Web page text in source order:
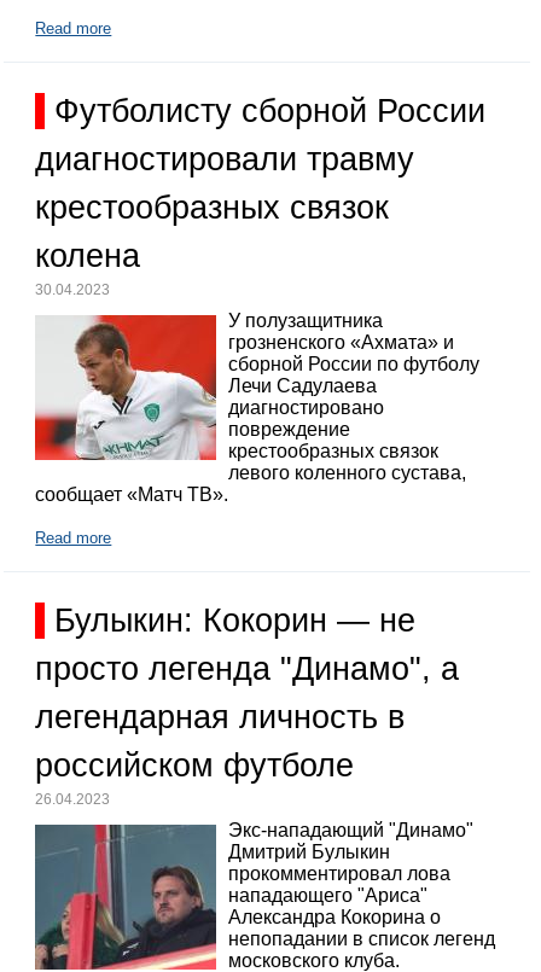
Read more
Футболисту сборной России
диагностировали травму
крестообразных связок
колена
30.04.2023
У полузащитника
грозненского «Ахмата» и
сборной России по футболу
Лечи Садулаева
диагностировано
повреждение
крестообразных связок
левого коленного сустава,
сообщает «Матч ТВ».
Read more
Булыкин: Кокорин — не
просто легенда "Динамо", а
легендарная личность в
российском футболе
26.04.2023
Экс-нападающий "Динамо"
Дмитрий Булыкин
прокомментировал лова
нападающего "Ариса"
Александра Кокорина о
непопадании в список легенд
московского клуба.